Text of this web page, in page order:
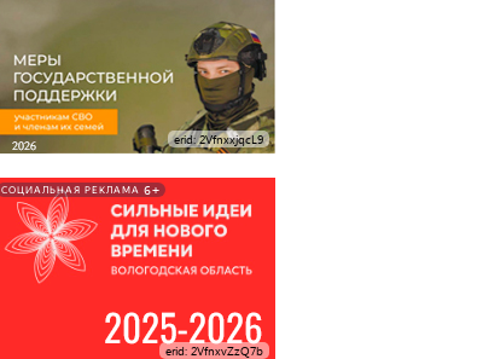
erid: 2VfnxxjqcL9
СОЦИАЛЬНАЯ РЕКЛАМА 6+
erid: 2VfnxvZzQ7b